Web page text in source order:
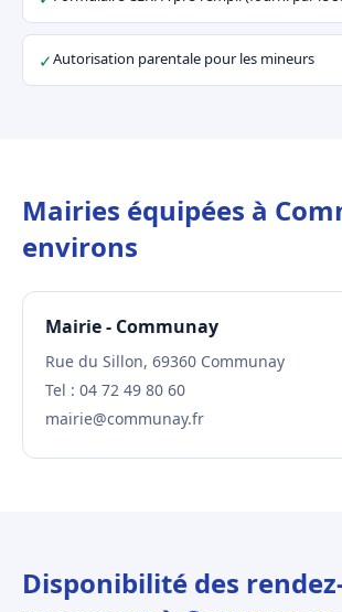
✓Autorisation parentale pour les mineurs
Mairies équipées à
environs
Mairie - Communay
Rue du Sillon, 69360 Communay
Tel : 04 72 49 80 60
mairie@communay.fr
Disponibilité des